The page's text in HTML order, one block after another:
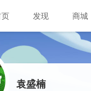
发现 商城
袁盛楠